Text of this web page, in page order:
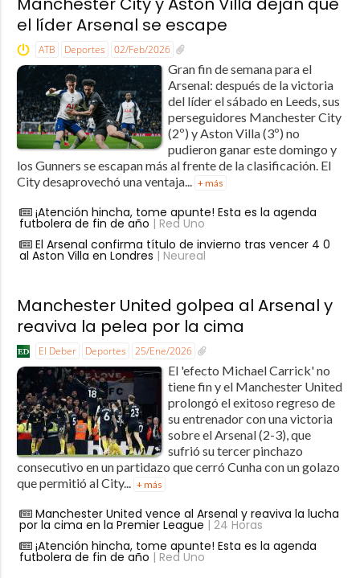
el líder Arsenal se escape
ATB Deportes 02/Feb/2026
Gran fin de semana para el
Arsenal: después de la victoria
del líder el sábado en Leeds, sus
perseguidores Manchester City
(2º) y Aston Villa (3º) no
pudieron ganar este domingo y
los Gunners se escapan más al frente de la clasificación. El
City desaprovechó una ventaja...
+ más
¡Atención hincha, tome apunte! Esta es la agenda
futbolera de fin de año | Red Uno
El Arsenal confirma título de invierno tras vencer 4 0
al Aston Villa en Londres | Neureal
Manchester United golpea al Arsenal y
reaviva la pelea por la cima
El Deber Deportes 25/Ene/2026
El 'efecto Michael Carrick' no
tiene fin y el Manchester United
prolongó el exitoso regreso de
su entrenador con una victoria
sobre el Arsenal (2-3), que
sufrió su tercer pinchazo
consecutivo en un partidazo que cerró Cunha con un golazo
que permitió al City...
+ más
Manchester United vence al Arsenal y reaviva la lucha
por la cima en la Premier League | 24 Horas
¡Atención hincha, tome apunte! Esta es la agenda
futbolera de fin de año | Red Uno